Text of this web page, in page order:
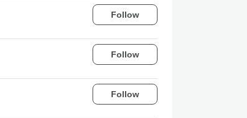
Follow
Follow
Follow